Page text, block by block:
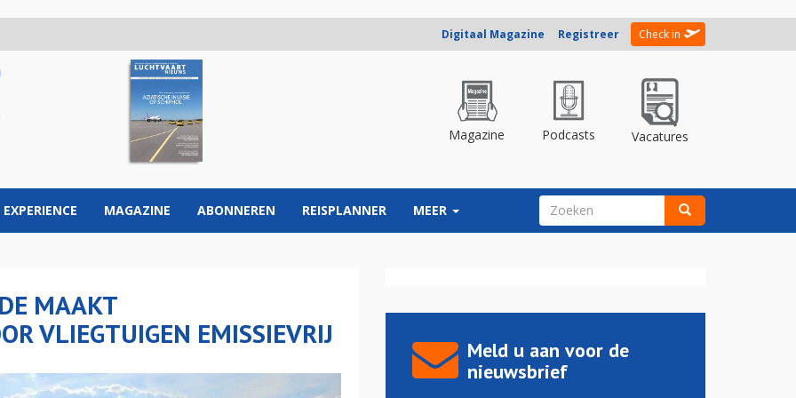
Digitaal Magazine Registreer Check in
Magazine Podcasts Vacatures
EXPERIENCE MAGAZINE ABONNEREN REISPLANNER MEER ZOEKVELD
MAAKT
VLIEGTUIGEN EMISSIEVRIJ
Meld u aan voor de
nieuwsbrief